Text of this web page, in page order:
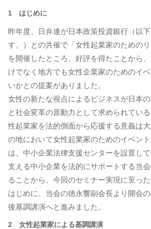
1 はじめに
昨年度、日弁連が日本政策投資銀行（以
す。）との共催で「女性起業家のためのリ
を開催したところ、好評を得たことから
けでなく地方でも女性企業家のためのイ
いかとの提案がありました。
女性の新たな視点によるビジネスが日本
と社会変革の原動力として求められてい
性起業家を法的側面から応援する意義は
の地において女性起業家のためのイベン
は、中小企業法律支援センターを設置し
支える中小企業を法的にサポートする当
ることから、今回のセミナー実現に至った
はじめに、当会の徳永響副会長より開会
後基調講演へと進みました。
2 女性起業家による基調講演